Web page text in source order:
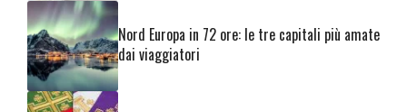
Nord Europa in 72 ore: le tre capitali più amate
dai viaggiatori